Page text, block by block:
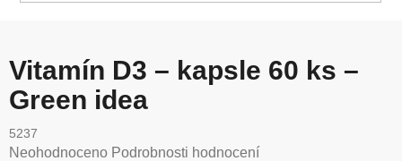
Vitamín D3 – kapsle 60 ks –
Green idea
5237
Průměrné
Neohodnoceno Podrobnosti hodnocení